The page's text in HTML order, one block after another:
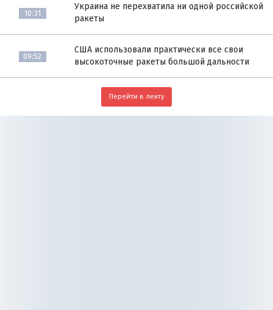
10:31
Украина не перехватила ни одной российской
ракеты
09:52
США использовали практически все свои
высокоточные ракеты большой дальности
Перейти в ленту